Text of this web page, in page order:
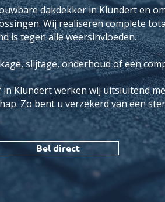
dakdekker in Klundert en
Wij realiseren complete
is tegen alle weersinvloeden.
slijtage, onderhoud of een
Klundert werken wij uitsluitend
Zo bent u verzekerd van een
Bel direct